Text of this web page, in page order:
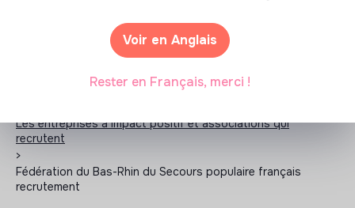
Les entreprises à impact positif et associations qui
recrutent
>
Fédération du Bas-Rhin du Secours populaire français
recrutement
Voir en Anglais
Rester en Français, merci !